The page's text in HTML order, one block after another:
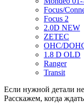
Focus/
Focus 2
2.0D NEW
ZETEC
OHC/
1.8 D OLD
Ranger
Transit
Если нужной детали
Расскажем, когда